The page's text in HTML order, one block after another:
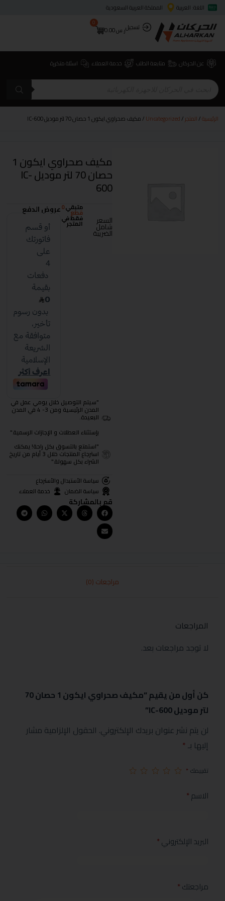
اللغة: العربية
المملكة العربية السعودية
تسجيلر.س0.00
0
عن الحركان متابعة الطلب خدمة العملاء اسئلة متكررة
الرئيسية/المتجر/
Uncategorized/ مكيف صحراوي ايكون 1 حصان 70 لتر موديل IC-600
مكيف صحراوي ايكون 1
حصان 70 لتر موديل IC-
600
السعر
شامل
الضريبة
متبقي0
قطع
فقط في
المتجر
عروض الدفع
"سيتم التوصيل خلال يومي عمل في
المدن الرئيسية ومن 3- 4 في المدن
البعيدة.
بإستثناء العطلات و الإجازات الرسمية."
"استمتع بالتسوق بكل راحة! يمكنك
استرجاع المنتجات خلال 3 أيام من تاريخ
الشراء بكل سهولة."
سياسة الأستبدال والأسترجاع
سياسة الضمان
خدمة العملاء
قم بالمشاركة
مراجعات (0)
المراجعات
لا توجد مراجعات بعد.
كن أول من يقيم “مكيف صحراوي ايكون 1 حصان 70
لتر موديل IC-600”
لن يتم نشر عنوان بريدك الإلكتروني. الحقول الإلزامية مشار
إليها بـ*
تقييمك *
الاسم*
البريد الإلكتروني*
مراجعتك*